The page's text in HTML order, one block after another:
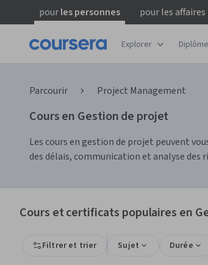
pourles personnes pourles affaires
Explorer
Parcourir Project Management
Cours en Gestion de projet
Les cours en gestion de projet peuvent
des délais, communication et analyse
Cours et certificats populaires en
Filtrer et trier Sujet Durée